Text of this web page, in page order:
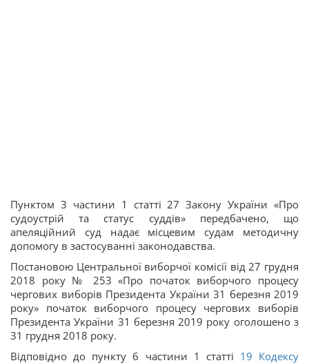
Пунктом 3 частини 1 статті 27 Закону України «Про
судоустрій та статус суддів» передбачено, що
апеляційний суд надає місцевим судам методичну
допомогу в застосуванні законодавства.
Постановою Центральної виборчої комісії від 27 грудня
2018 року № 253 «Про початок виборчого процесу
чергових виборів Президента України 31 березня 2019
року» початок виборчого процесу чергових виборів
Президента України 31 березня 2019 року оголошено з
31 грудня 2018 року.
Відповідно до пункту 6 частини 1 статті 19 Кодексу